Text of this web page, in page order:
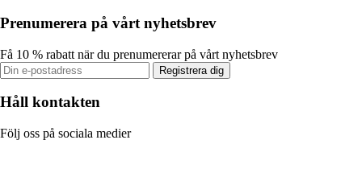
Prenumerera på vårt nyhetsbrev
Få 10 % rabatt när du prenumererar på vårt nyhetsbrev
Registrera dig
Håll kontakten
Följ oss på sociala medier